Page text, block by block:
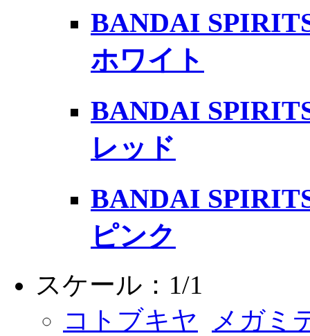
BANDAI
ホワイト
BANDAI
レッド
BANDAI
ピンク
スケール：1/1
コトブキヤ
メガミ